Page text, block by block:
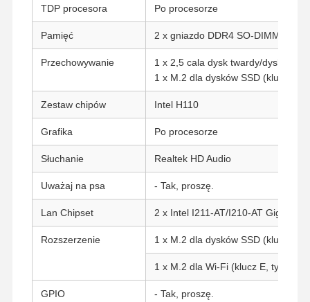
TDP procesora Po procesorze
Pamięć 2 x gniazdo DDR4 SO-DIMM (do
Przechowywanie
1 x 2,5 cala dysk twardy/dysk SSD
1 x M.2 dla dysków SSD (klucz M,
Zestaw chipów Intel H110
Grafika Po procesorze
Słuchanie Realtek HD Audio
Uważaj na psa - Tak, proszę.
Lan Chipset 2 x Intel I211-AT/I210-AT Gigabit
Rozszerzenie 1 x M.2 dla dysków SSD (klucz M,
1 x M.2 dla Wi-Fi (klucz E, typ:
GPIO - Tak, proszę.